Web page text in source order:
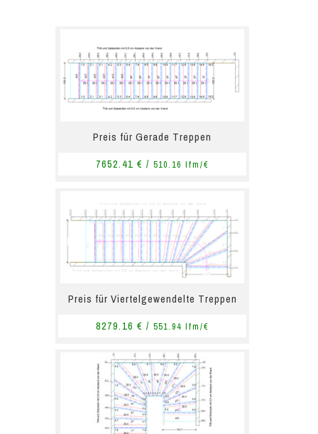
Preis für Gerade Treppen
7652.41 € / 510.16 lfm/€
Preis für Viertelgewendelte Treppen
8279.16 € / 551.94 lfm/€